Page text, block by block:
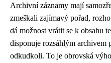
Archivní záznamy mají
zmeškali zajímavý pořad,
dá možnost vrátit se k obsahu
disponuje rozsáhlým archivem
odkudkoli. To je obrovská